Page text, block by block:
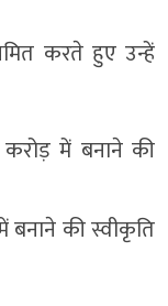
करते हुए उन्हें
करोड़ में बनाने की
बनाने की स्वीकृति